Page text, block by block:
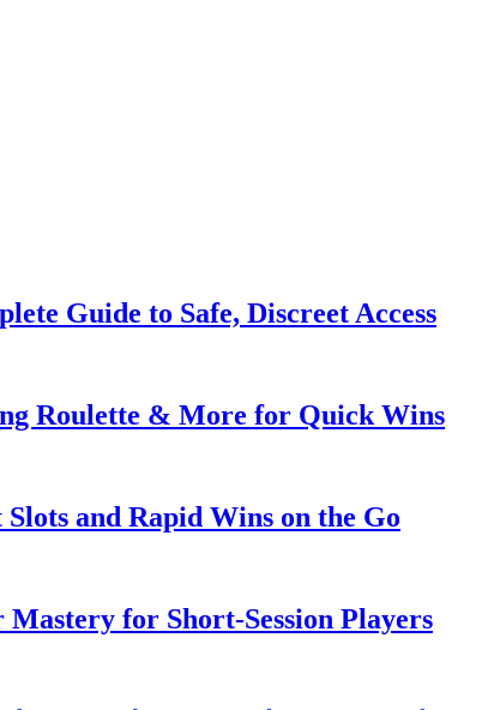
Guide to Safe, Discreet Access
Roulette & More for Quick Wins
and Rapid Wins on the Go
for Short‑Session Players